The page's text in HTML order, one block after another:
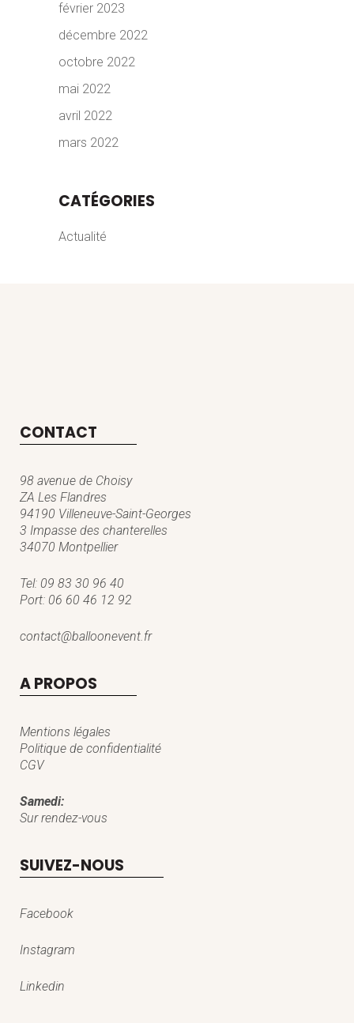
février 2023
décembre 2022
octobre 2022
mai 2022
avril 2022
mars 2022
CATÉGORIES
Actualité
CONTACT
98 avenue de Choisy
ZA Les Flandres
94190 Villeneuve-Saint-Georges
3 Impasse des chanterelles
34070 Montpellier
Tel: 09 83 30 96 40
Port: 06 60 46 12 92
contact@balloonevent.fr
A PROPOS
Mentions légales
Politique de confidentialité
CGV
Samedi:
Sur rendez-vous
SUIVEZ-NOUS
Facebook
Instagram
Linkedin